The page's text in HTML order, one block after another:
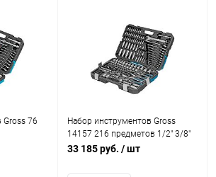
Gross 76
Набор инструментов Gross
14157 216 предметов 1/2" 3/8"
1/4" в кейсе
33 185 руб. / шт